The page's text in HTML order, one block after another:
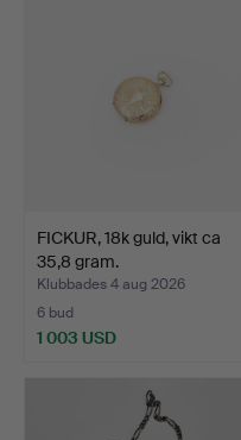
FICKUR, 18k guld, vikt ca
35,8 gram.
Klubbades 4 aug 2026
6 bud
1 003 USD